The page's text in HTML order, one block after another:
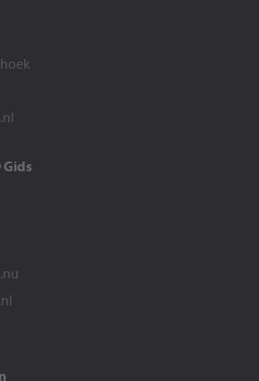
Gids